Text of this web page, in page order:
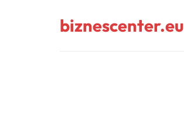
biznescenter.eu